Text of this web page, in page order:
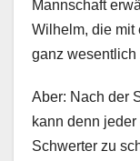
Mannschaft
Wilhelm, die mit
ganz
Aber: Nach der
kann denn
Schwerter zu